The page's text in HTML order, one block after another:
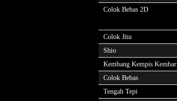
Colok Bebas 2D
Colok Jitu
Shio
Kembang Kempis Kembar
Colok Bebas
Tengah Tepi